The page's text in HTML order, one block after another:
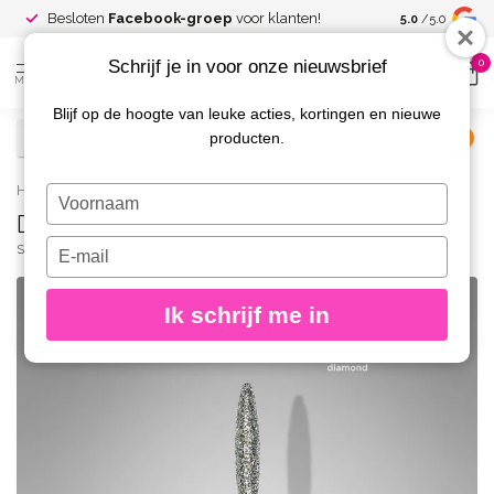
Besloten Facebook-groep voor klanten! Spaar voor
kortingen
5.0 /5.0
MENU
0
Home / Diamond Bit Flame Medium 1,6 x 8 mm
Diamond Bit Flame Medium 1,6 x 8 mm
STALEKS PRO
Schrijf je in voor onze nieuwsbrief
Blijf op de hoogte van leuke acties, kortingen en nieuwe
producten.
Typ
je
naam
Typ
je
e-
in
Ik schrijf me in